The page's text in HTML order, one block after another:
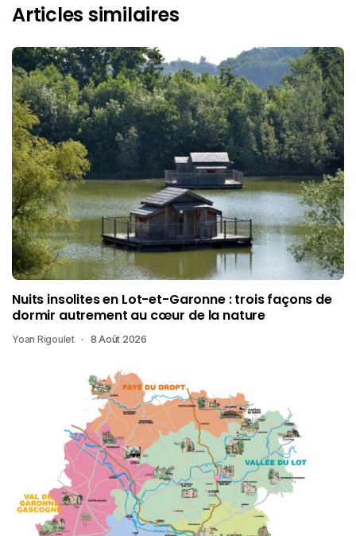
Articles similaires
Nuits insolites en Lot-et-Garonne : trois façons de
dormir autrement au cœur de la nature
Yoan Rigoulet 8 Août 2026